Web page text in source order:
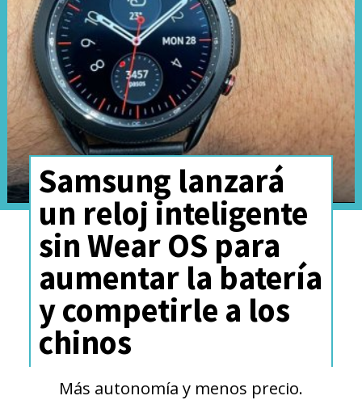
¿Quién es Jean Paul Pineda?
¿Quién es Leonarda Villalobos?
¿Quién es Charlie Kirk?
¿Quién es Raquel Castillo?
¿Quién es Felipe Kast?
¿Quién es Juan Pablo Sáez?
Samsung lanzará
un reloj inteligente
sin Wear OS para
aumentar la batería
y competirle a los
chinos
Más autonomía y menos precio.